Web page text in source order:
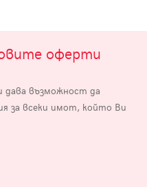
оферти
дава възможност да
за всеки имот, който Ви